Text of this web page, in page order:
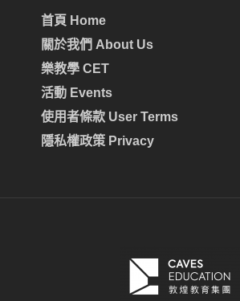
首頁 Home
關於我們 About Us
樂教學 CET
活動 Events
使用者條款 User Terms
隱私權政策 Privacy